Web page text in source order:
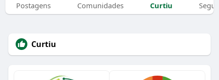
Postagens Comunidades Curtiu
Curtiu